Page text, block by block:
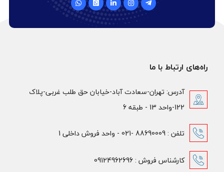
راه‌های ارتباط با ما
آدرس: تهران-سعادت آباد-خیابان حق طلب غربی-پلاک
122-واحد 13 - طبقه 6
تلفن : 88690009 -021 - واحد فروش داخلی 1
کارشناس فروش : 09124962696